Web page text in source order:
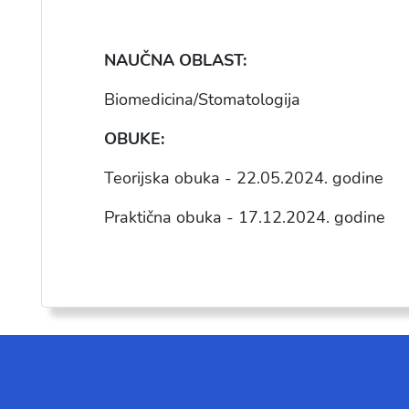
NAUČNA OBLAST:
Biomedicina/Stomatologija
OBUKE:
Teorijska obuka - 22.05.2024. godine
Praktična obuka - 17.12.2024. godine